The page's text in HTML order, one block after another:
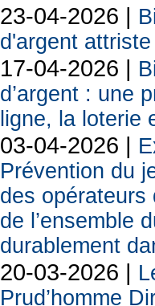
23-04-2026 |
d'argent
17-04-2026 |
d’argent : une
ligne, la loterie
03-04-2026 |
Prévention du
des opérateurs
de l’ensemble
durablement
20-03-2026 |
Prud’homme